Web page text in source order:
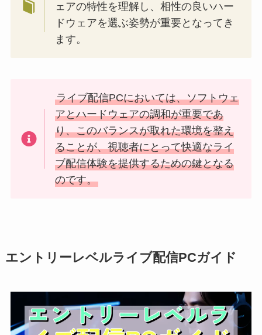
ェアの特性を理解し、相性の良いハー
ドウェアを選ぶ姿勢が重要となってき
ます。
ライブ配信PCにおいては、ソフトウェ
アとハードウェアの調和が重要であ
り、このバランスが取れた環境を整え
ることが、視聴者にとって快適なライ
ブ配信体験を提供するための鍵となる
のです。
エントリーレベルライブ配信PCガイド